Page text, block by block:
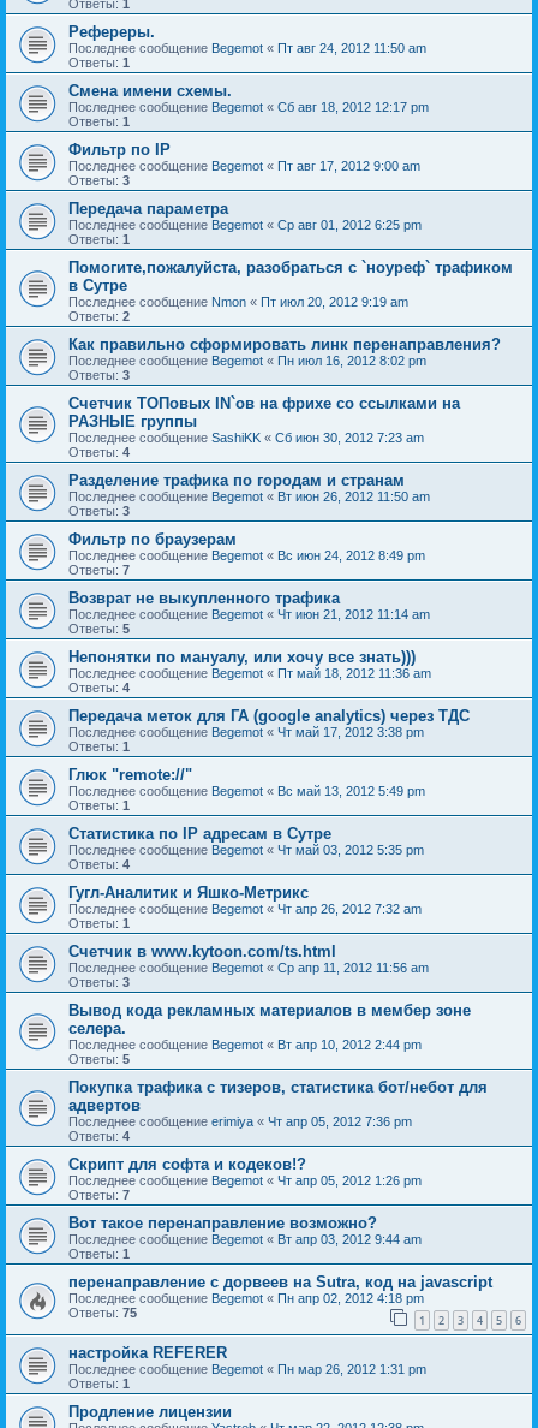
Ответы: 1
Рефереры.
Последнее сообщение Begemot « Пт авг 24, 2012 11:50 am
Ответы: 1
Смена имени схемы.
Последнее сообщение Begemot « Сб авг 18, 2012 12:17 pm
Ответы: 1
Фильтр по IP
Последнее сообщение Begemot « Пт авг 17, 2012 9:00 am
Ответы: 3
Передача параметра
Последнее сообщение Begemot « Ср авг 01, 2012 6:25 pm
Ответы: 1
Помогите,пожалуйста, разобраться с `ноуреф` трафиком
в Сутре
Последнее сообщение Nmon « Пт июл 20, 2012 9:19 am
Ответы: 2
Как правильно сформировать линк перенаправления?
Последнее сообщение Begemot « Пн июл 16, 2012 8:02 pm
Ответы: 3
Счетчик ТОПовых IN`ов на фрихе со ссылками на
РАЗНЫЕ группы
Последнее сообщение SashiKK « Сб июн 30, 2012 7:23 am
Ответы: 4
Разделение трафика по городам и странам
Последнее сообщение Begemot « Вт июн 26, 2012 11:50 am
Ответы: 3
Фильтр по браузерам
Последнее сообщение Begemot « Вс июн 24, 2012 8:49 pm
Ответы: 7
Возврат не выкупленного трафика
Последнее сообщение Begemot « Чт июн 21, 2012 11:14 am
Ответы: 5
Непонятки по мануалу, или хочу все знать)))
Последнее сообщение Begemot « Пт май 18, 2012 11:36 am
Ответы: 4
Передача меток для ГА (google analytics) через ТДС
Последнее сообщение Begemot « Чт май 17, 2012 3:38 pm
Ответы: 1
Глюк "remote://"
Последнее сообщение Begemot « Вс май 13, 2012 5:49 pm
Ответы: 1
Статистика по IP адресам в Сутре
Последнее сообщение Begemot « Чт май 03, 2012 5:35 pm
Ответы: 4
Гугл-Аналитик и Яшко-Метрикс
Последнее сообщение Begemot « Чт апр 26, 2012 7:32 am
Ответы: 1
Счетчик в www.kytoon.com/ts.html
Последнее сообщение Begemot « Ср апр 11, 2012 11:56 am
Ответы: 3
Вывод кода рекламных материалов в мембер зоне
селера.
Последнее сообщение Begemot « Вт апр 10, 2012 2:44 pm
Ответы: 5
Покупка трафика с тизеров, статистика бот/небот для
адвертов
Последнее сообщение erimiya « Чт апр 05, 2012 7:36 pm
Ответы: 4
Скрипт для софта и кодеков!?
Последнее сообщение Begemot « Чт апр 05, 2012 1:26 pm
Ответы: 7
Вот такое перенаправление возможно?
Последнее сообщение Begemot « Вт апр 03, 2012 9:44 am
Ответы: 1
перенаправление с дорвеев на Sutra, код на javascript
Последнее сообщение Begemot « Пн апр 02, 2012 4:18 pm
Ответы: 75 1 2 3 4 5 6
настройка REFERER
Последнее сообщение Begemot « Пн мар 26, 2012 1:31 pm
Ответы: 1
Продление лицензии